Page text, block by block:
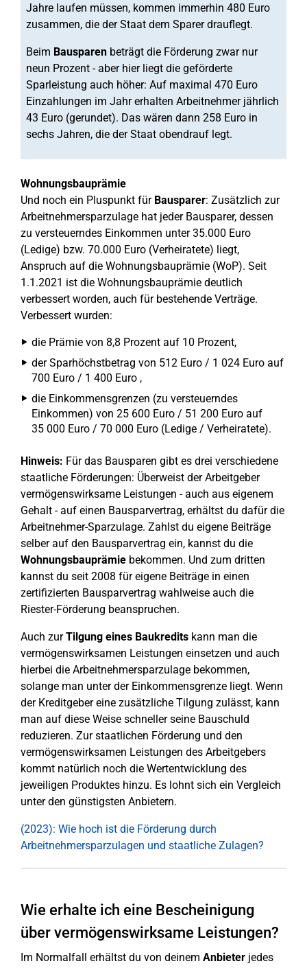
Jahre laufen müssen, kommen immerhin 480 Euro
zusammen, die der Staat dem Sparer drauflegt.
Beim Bausparen beträgt die Förderung zwar nur
neun Prozent - aber hier liegt die geförderte
Sparleistung auch höher: Auf maximal 470 Euro
Einzahlungen im Jahr erhalten Arbeitnehmer jährlich
43 Euro (gerundet). Das wären dann 258 Euro in
sechs Jahren, die der Staat obendrauf legt.
Wohnungsbauprämie
Und noch ein Pluspunkt für Bausparer: Zusätzlich zur
Arbeitnehmersparzulage hat jeder Bausparer, dessen
zu versteuerndes Einkommen unter 35.000 Euro
(Ledige) bzw. 70.000 Euro (Verheiratete) liegt,
Anspruch auf die Wohnungsbauprämie (WoP). Seit
1.1.2021 ist die Wohnungsbauprämie deutlich
verbessert worden, auch für bestehende Verträge.
Verbessert wurden:
die Prämie von 8,8 Prozent auf 10 Prozent,
der Sparhöchstbetrag von 512 Euro / 1 024 Euro auf
700 Euro / 1 400 Euro ,
die Einkommensgrenzen (zu versteuerndes
Einkommen) von 25 600 Euro / 51 200 Euro auf
35 000 Euro / 70 000 Euro (Ledige / Verheiratete).
Hinweis: Für das Bausparen gibt es drei verschiedene
staatliche Förderungen: Überweist der Arbeitgeber
vermögenswirksame Leistungen - auch aus eigenem
Gehalt - auf einen Bausparvertrag, erhältst du dafür die
Arbeitnehmer-Sparzulage. Zahlst du eigene Beiträge
selber auf den Bausparvertrag ein, kannst du die
Wohnungsbauprämie bekommen. Und zum dritten
kannst du seit 2008 für eigene Beiträge in einen
zertifizierten Bausparvertrag wahlweise auch die
Riester-Förderung beanspruchen.
Auch zurTilgung eines Baukredits kann man die
vermögenswirksamen Leistungen einsetzen und auch
hierbei die Arbeitnehmersparzulage bekommen,
solange man unter der Einkommensgrenze liegt. Wenn
der Kreditgeber eine zusätzliche Tilgung zulässt, kann
man auf diese Weise schneller seine Bauschuld
reduzieren. Zur staatlichen Förderung und den
vermögenswirksamen Leistungen des Arbeitgebers
kommt natürlich noch die Wertentwicklung des
jeweiligen Produktes hinzu. Es lohnt sich ein Vergleich
unter den günstigsten Anbietern.
(2023): Wie hoch ist die Förderung durch
Arbeitnehmersparzulagen und staatliche Zulagen?
Wie erhalte ich eine Bescheinigung
über vermögenswirksame Leistungen?
Im Normalfall erhältst du von deinem Anbieter jedes